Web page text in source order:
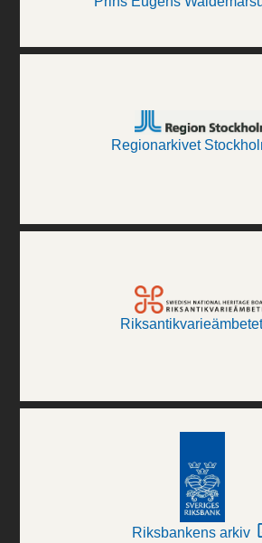
Regionarkivet
Riksantikvarieämbetet
Riksbankens arkiv